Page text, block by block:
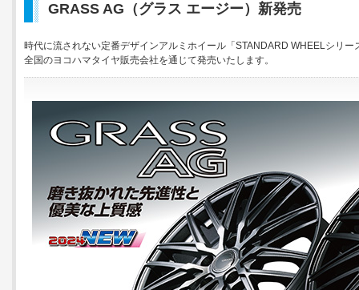
GRASS AG（グラス エージー）新発売
時代に流されない定番デザインアルミホイール「STANDARD WHEELシリー
全国のヨコハマタイヤ販売会社を通じて発売いたします。